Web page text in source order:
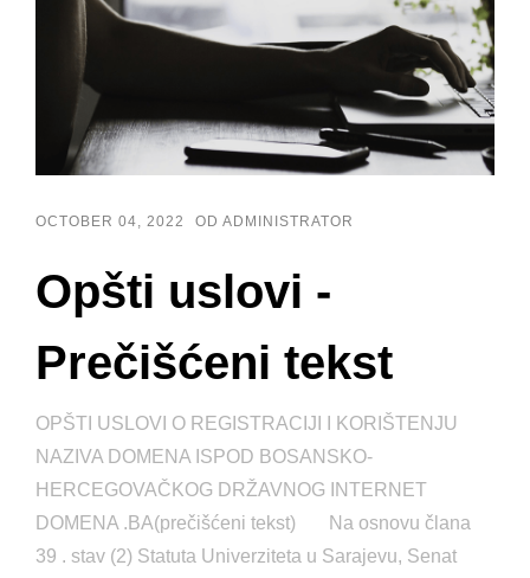
OCTOBER 04, 2022 OD ADMINISTRATOR
Opšti uslovi -
Prečišćeni tekst
OPŠTI USLOVI O REGISTRACIJI I KORIŠTENJU
NAZIVA DOMENA ISPOD BOSANSKO-
HERCEGOVAČKOG DRŽAVNOG INTERNET
DOMENA .BA(prečišćeni tekst) Na osnovu člana
39 . stav (2) Statuta Univerziteta u Sarajevu, Senat